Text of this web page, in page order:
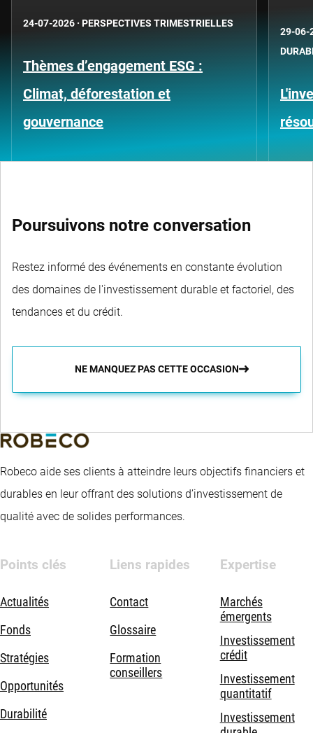
24-07-2026 · PERSPECTIVES TRIMESTRIELLES
Thèmes d’engagement ESG :
Climat, déforestation et
gouvernance
29-06-
Poursuivons notre conversation
Restez informé des événements en constante évolution
des domaines de l'investissement durable et factoriel, des
tendances et du crédit.
NE MANQUEZ PAS CETTE OCCASION
Robeco aide ses clients à atteindre leurs objectifs financiers et
durables en leur offrant des solutions d’investissement de
qualité avec de solides performances.
Points clés
Actualités
Fonds
Stratégies
Opportunités
Durabilité
Liens rapides
Contact
Glossaire
Formation
conseillers
Expertise
Marchés
émergents
Investissement
crédit
Investissement
quantitatif
Investissement